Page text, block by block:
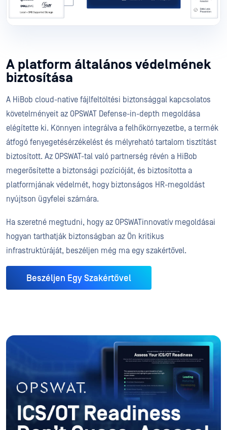
A platform általános védelmének
biztosítása
A HiBob cloud-native fájlfeltöltési biztonsággal kapcsolatos
követelményeit az OPSWAT Defense-in-depth megoldása
elégítette ki. Könnyen integrálva a felhőkörnyezetbe, a termék
átfogó fenyegetésérzékelést és mélyreható tartalom tisztítást
biztosított. Az OPSWAT-tal való partnerség révén a HiBob
megerősítette a biztonsági pozícióját, és biztosította a
platformjának védelmét, hogy biztonságos HR-megoldást
nyújtson ügyfelei számára.
Ha szeretné megtudni, hogy az OPSWATinnovatív megoldásai
hogyan tarthatják biztonságban az Ön kritikus
infrastruktúráját, beszéljen még ma egy szakértővel.
Beszéljen Egy Szakértővel